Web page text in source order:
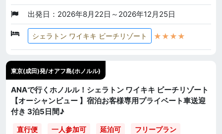
出発日：2026年8月22日～2026年12月25日
シェラトン ワイキキ ビーチリゾート ★★★★
東京(成田)発/オアフ島(ホノルル)
ANAで行くホノルル！シェラトン ワイキキ ビーチリゾート
【オーシャンビュー 】宿泊お客様専用プライベート車送迎
付き 3泊5日間♪
直行便 一人参加可 延泊可 フリープラン